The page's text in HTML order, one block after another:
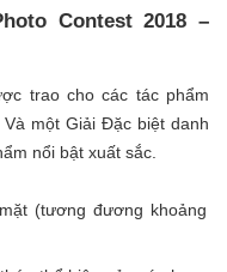
Contest 2018 –
trao cho các tác phẩm
một Giải Đặc biệt danh
nổi bật xuất sắc.
(tương đương khoảng